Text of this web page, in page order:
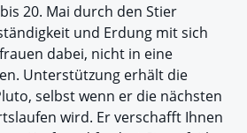
20. Mai durch den Stier
und Erdung mit sich
dabei, nicht in eine
Unterstützung erhält die
selbst wenn er die nächsten
wird. Er verschafft Ihnen